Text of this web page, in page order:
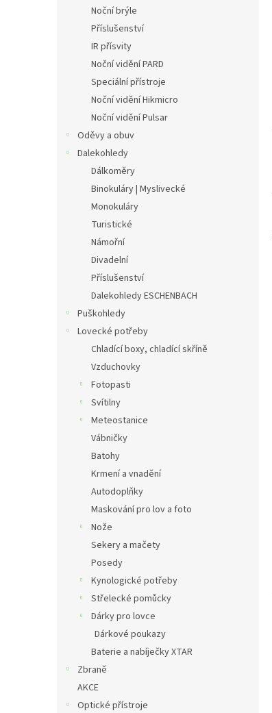
Noční brýle
Příslušenství
IR přísvity
Noční vidění PARD
Speciální přístroje
Noční vidění Hikmicro
Noční vidění Pulsar
Oděvy a obuv
Dalekohledy
Dálkoměry
Binokuláry | Myslivecké
Monokuláry
Turistické
Námořní
Divadelní
Příslušenství
Dalekohledy ESCHENBACH
Puškohledy
Lovecké potřeby
Chladící boxy, chladící skříně
Vzduchovky
Fotopasti
Svítilny
Meteostanice
Vábničky
Batohy
Krmení a vnadění
Autodoplňky
Maskování pro lov a foto
Nože
Sekery a mačety
Posedy
Kynologické potřeby
Střelecké pomůcky
Dárky pro lovce
Dárkové poukazy
Baterie a nabíječky XTAR
Zbraně
AKCE
Optické přístroje